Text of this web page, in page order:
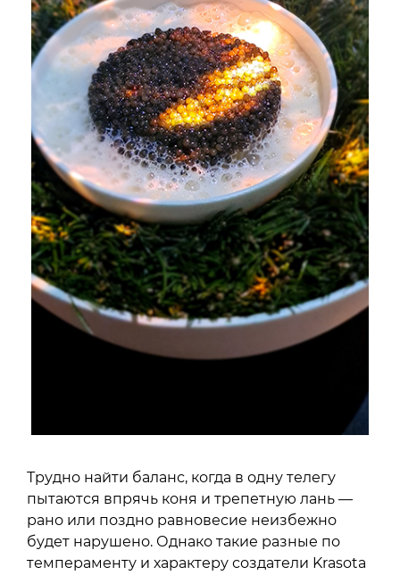
Трудно найти баланс, когда в одну телегу
пытаются впрячь коня и трепетную лань —
рано или поздно равновесие неизбежно
будет нарушено. Однако такие разные по
темпераменту и характеру создатели Krasota